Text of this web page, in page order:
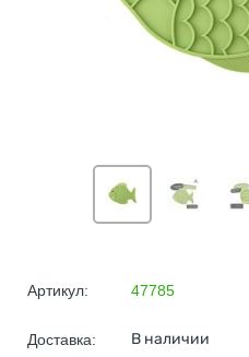
Артикул: 47785
Доставка: В наличии